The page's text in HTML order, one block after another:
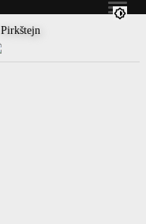
Pirkštejn